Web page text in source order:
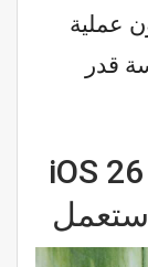
عملية
قدر
تأكد من أن هاتفك يدعم iOS 26
ستعمل